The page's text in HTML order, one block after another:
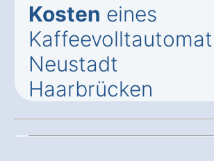
Kosten eines
Neustadt
Haarbrücken